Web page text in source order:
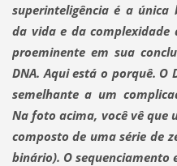
superinteligência é a
da vida e da complexidade
proeminente em sua
DNA. Aqui está o porquê. O
semelhante a um
Na foto acima, você vê que
composto de uma série de
binário). O sequenciamento